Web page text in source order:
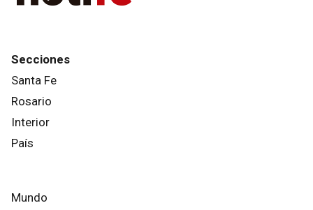
Secciones
Santa Fe
Rosario
Interior
País
Mundo